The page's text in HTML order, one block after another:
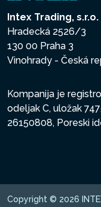
Intex Trading, s.r.o.
Hradecká 2526/3
130 00 Praha 3
Vinohrady - Česká
Kompanija je
odeljak C, uložak
26150808, Poreski
Copyright © 2026